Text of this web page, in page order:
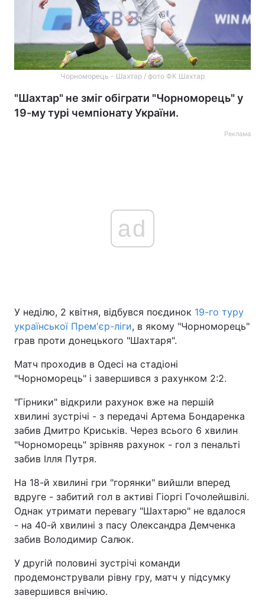
Чорноморець - Шахтар / фото ФК Шахтар
"Шахтар" не зміг обіграти "Чорноморець" у
19-му турі чемпіонату України.
Реклама
ad
У неділю, 2 квітня, відбувся поєдинок 19-го туру
української Прем'єр-ліги, в якому "Чорноморець"
грав проти донецького "Шахтаря".
Матч проходив в Одесі на стадіоні
"Чорноморець" і завершився з рахунком 2:2.
"Гірники" відкрили рахунок вже на першій
хвилині зустрічі - з передачі Артема Бондаренка
забив Дмитро Криськів. Через всього 6 хвилин
"Чорноморець" зрівняв рахунок - гол з пенальті
забив Ілля Путря.
На 18-й хвилині гри "горянки" вийшли вперед
вдруге - забитий гол в активі Гіоргі Гочолейшвілі.
Однак утримати перевагу "Шахтарю" не вдалося
- на 40-й хвилині з пасу Олександра Демченка
забив Володимир Салюк.
У другій половині зустрічі команди
продемонстрували рівну гру, матч у підсумку
завершився внічию.